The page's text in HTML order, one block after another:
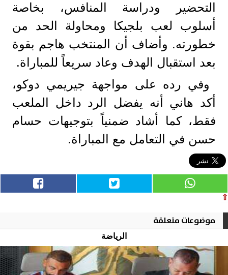
التحضير ودراسة المنافس، بخاصة
أسلوب لعب بلجيكا ومحاولة الحد من
خطورته. وأضاف أن المنتخب هاجم بقوة
بعد استقبال الهدف وعاد سريعاً للمباراة.
وفي رده على مواجهة جيريمي دوكو،
أكد هاني أنه يفضل الرد داخل الملعب
فقط، كما أشاد ضمنياً بتوجيهات حسام
حسن في التعامل مع المباراة.
⇧
موضوعات متعلقة
الرياضة